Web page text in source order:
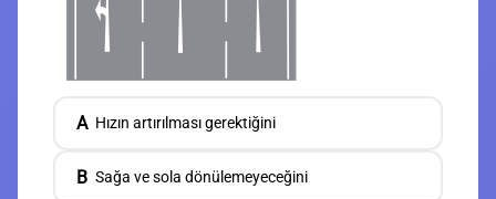
A Hızın artırılması gerektiğini
B Sağa ve sola dönülemeyeceğini